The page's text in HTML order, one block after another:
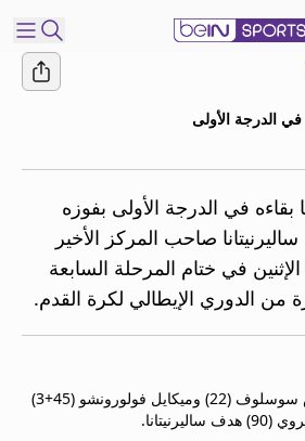
الدرجة الأولى
في الدرجة الأولى بفوزه
صاحب المركز الأخير
وأول الهابطين 2-1 الإثنين في ختام المرحلة السابعة
من الدوري الإيطالي لكرة القدم.
وسجل السلوفاكي توماس سوسلوف (22) وميكايل فولورونشو (45+3)